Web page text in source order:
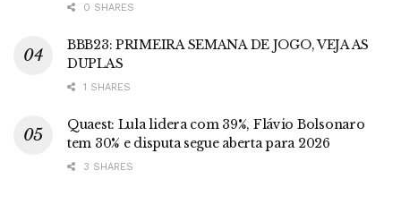
0 SHARES
BBB23: PRIMEIRA SEMANA DE JOGO, VEJA AS
DUPLAS
1 SHARES
Quaest: Lula lidera com 39%, Flávio Bolsonaro
tem 30% e disputa segue aberta para 2026
3 SHARES